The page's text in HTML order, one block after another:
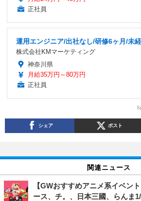
正社員
運用エンジニア/出社なし/研修6ヶ月/未
株式会社KMマーケティング
神奈川県
月給35万円～80万円
正社員
シェア ポスト
関連ニュース
【GWおすすめアニメ系イベン
ース、チ。、日本三國、らんま